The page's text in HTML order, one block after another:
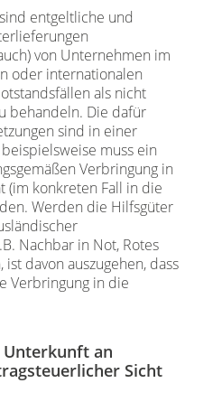
entgeltliche und
von Unternehmen im
oder internationalen
als nicht
behandeln. Die dafür
sind in einer
muss ein
Verbringung in
(im konkreten Fall in die
Werden die Hilfsgüter
Nachbar in Not, Rotes
ist davon auszugehen, dass
Verbringung in die
Unterkunft an
Sicht